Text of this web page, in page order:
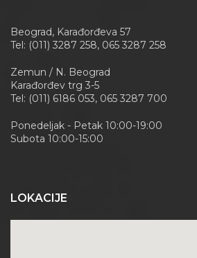
Beograd, Karađorđeva 57
Tel: (011) 3287 258, 065 3287 258
Zemun / N. Beograd
Karađorđev trg 3-5
Tel: (011) 6186 053, 065 3287 700
Ponedeljak - Petak 10:00-19:00
Subota 10:00-15:00
LOKACIJE